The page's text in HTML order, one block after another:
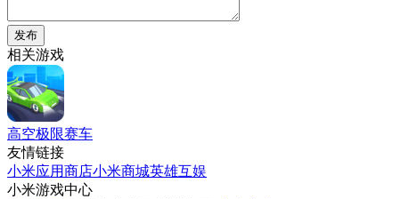
发布
相关游戏
高空极限赛车
友情链接
小米应用商店小米商城英雄互娱
小米游戏中心